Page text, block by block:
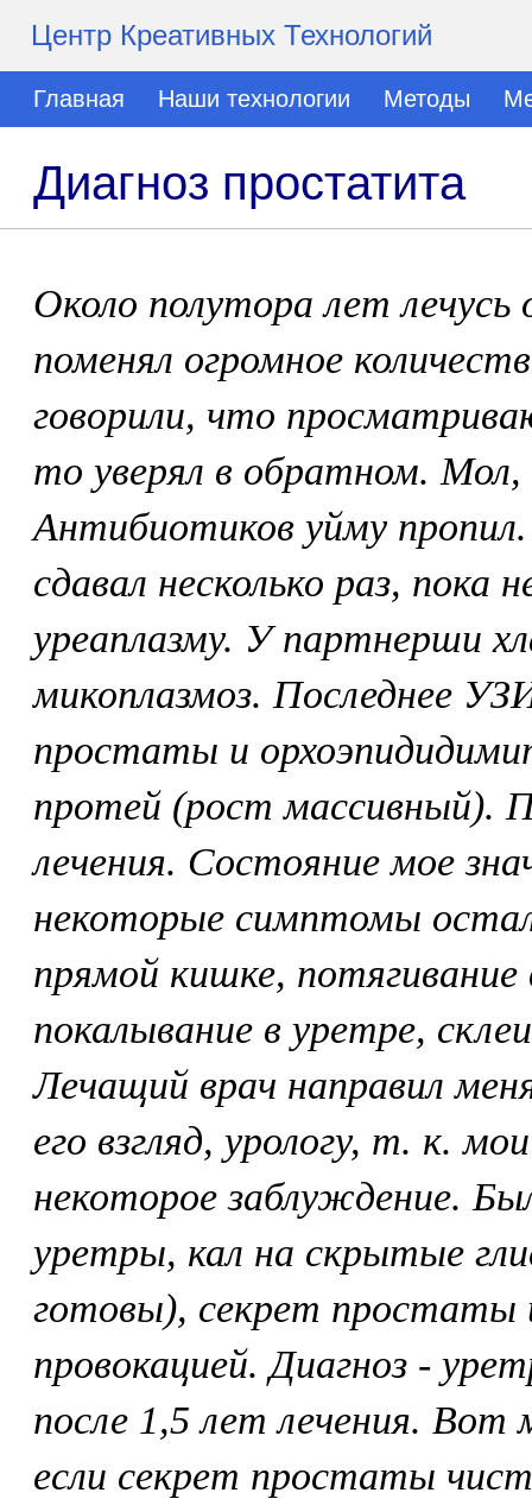
Центр Креативных Технологий
Главная Наши технологии Методы
Диагноз простатита
Около полутора лет
поменял огромное
говорили, что
то уверял в обратном. Мол,
Антибиотиков уйму
сдавал несколько раз, пока
уреаплазму. У партнерши
микоплазмоз. Последнее
простаты и
протей (рост массивный).
лечения. Состояние мое
некоторые симптомы
прямой кишке,
покалывание в уретре,
Лечащий врач направил
его взгляд, урологу, т. к.
некоторое заблуждение.
уретры, кал на скрытые
готовы), секрет простаты
провокацией. Диагноз -
после 1,5 лет лечения. Вот
если секрет простаты